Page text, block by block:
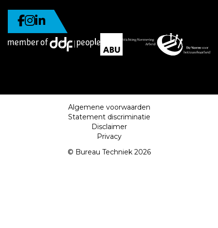
Algemene voorwaarden
Statement discriminatie
Disclaimer
Privacy
© Bureau Techniek 2026